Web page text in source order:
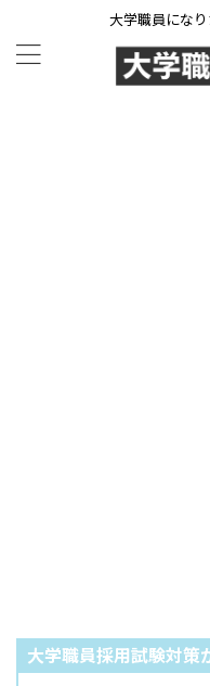
大学職員にな
大学職員採用試験対策